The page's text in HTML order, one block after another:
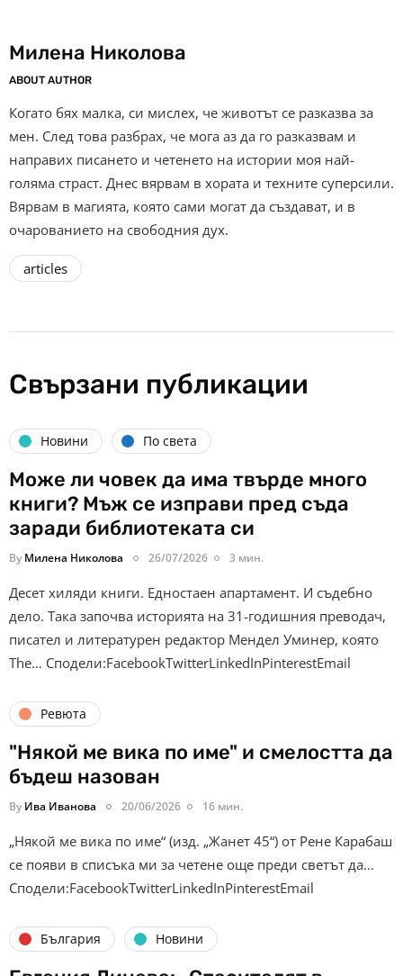
Милена Николова
ABOUT AUTHOR
Когато бях малка, си мислех, че животът се разказва за
мен. След това разбрах, че мога аз да го разказвам и
направих писането и четенето на истории моя най-
голяма страст. Днес вярвам в хората и техните суперсили.
Вярвам в магията, която сами могат да създават, и в
очарованието на свободния дух.
articles
Свързани публикации
Новини По света
Може ли човек да има твърде много
книги? Мъж се изправи пред съда
заради библиотеката си
By Милена Николова 26/07/2026 3 мин.
Десет хиляди книги. Едностаен апартамент. И съдебно
дело. Така започва историята на 31-годишния преводач,
писател и литературен редактор Мендел Уминер, която
The… Сподели:FacebookTwitterLinkedInPinterestEmail
Ревюта
"Някой ме вика по име" и смелостта да
бъдеш назован
By Ива Иванова 20/06/2026 16 мин.
„Някой ме вика по име“ (изд. „Жанет 45“) от Рене Карабаш
се появи в списъка ми за четене още преди светът да…
Сподели:FacebookTwitterLinkedInPinterestEmail
България Новини